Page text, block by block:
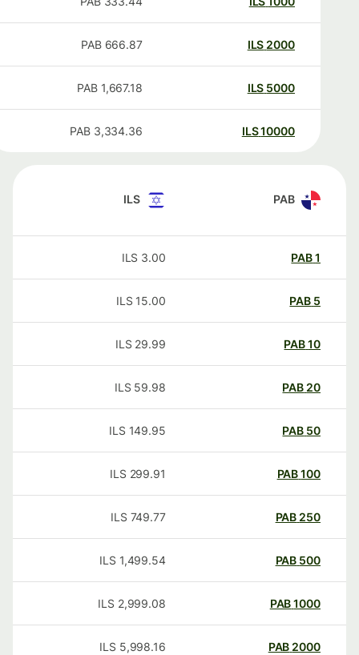
2000
ILS
666.87
PAB
5000
ILS
1,667.18
PAB
10000
ILS
3,334.36
PAB
PAB
ILS
PAB
3.00
ILS
PAB
15.00
ILS
PAB
29.99
ILS
20
PAB
59.98
ILS
50
PAB
149.95
ILS
100
PAB
299.91
ILS
250
PAB
749.77
ILS
500
PAB
1,499.54
ILS
1000
PAB
2,999.08
ILS
2000
PAB
5,998.16
ILS